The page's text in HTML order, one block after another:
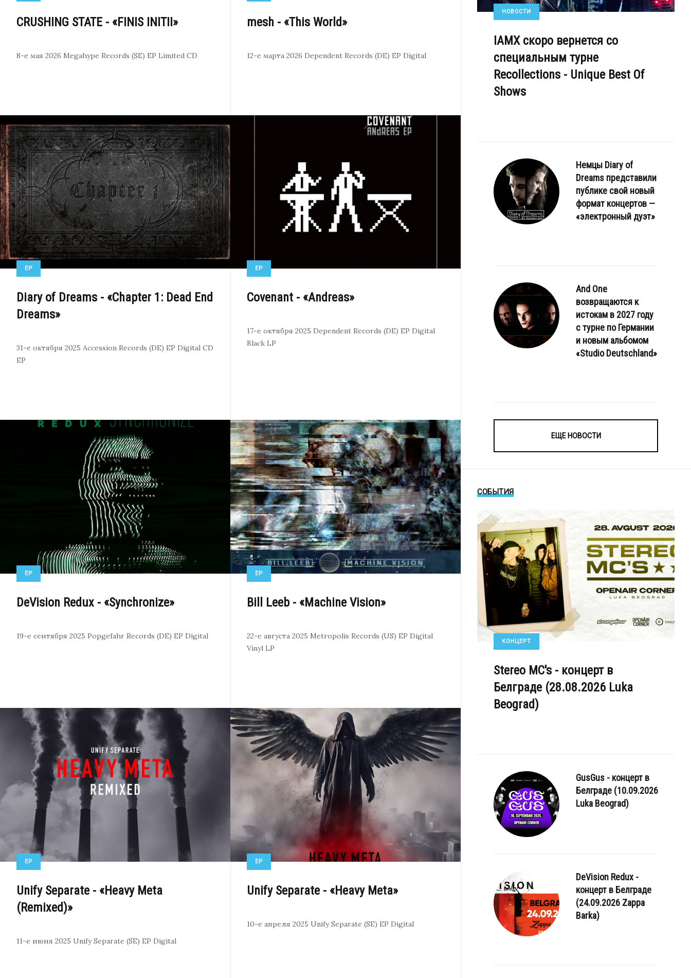
CRUSHING STATE - «FINIS INITII»
8-е мая 2026 Megahype Records (SE) EP Limited CD
mesh - «This World»
12-е марта 2026 Dependent Records (DE) EP Digital
EP
Diary of Dreams - «Chapter 1: Dead End
Dreams»
31-е октября 2025 Accession Records (DE) EP Digital CD
EP
EP
Covenant - «Andreas»
17-е октября 2025 Dependent Records (DE) EP Digital
Black LP
EP
DeVision Redux - «Synchronize»
19-е сентября 2025 Popgefahr Records (DE) EP Digital
EP
Bill Leeb - «Machine Vision»
22-е августа 2025 Metropolis Records (US) EP Digital
Vinyl LP
EP
Unify Separate - «Heavy Meta
(Remixed)»
11-е июня 2025 Unify Separate (SE) EP Digital
EP
Unify Separate - «Heavy Meta»
10-е апреля 2025 Unify Separate (SE) EP Digital
НОВОСТИ
IAMX скоро вернется со
специальным турне
Recollections - Unique Best Of
Shows
Немцы Diary of
Dreams представили
публике свой новый
формат концертов —
«электронный дуэт»
And One
возвращаются к
истокам в 2027 году
с турне по Германии
и новым альбомом
«Studio Deutschland»
ЕЩЕ НОВОСТИ
СОБЫТИЯ
КОНЦЕРТ
Stereo MC's - концерт в
Белграде (28.08.2026 Luka
Beograd)
GusGus - концерт в
Белграде (10.09.2026
Luka Beograd)
DeVision Redux -
концерт в Белграде
(24.09.2026 Zappa
Barka)